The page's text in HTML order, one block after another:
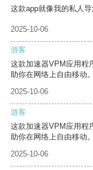
这款app就像我的私人
2025-10-06
游客
这款加速器VPM应用程
助你在网络上自由移动。
2025-10-06
游客
这款加速器VPM应用程
助你在网络上自由移动。
2025-10-06